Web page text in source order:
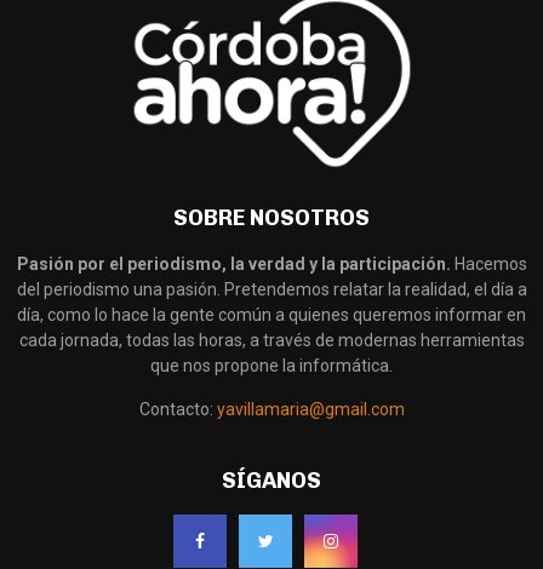
SOBRE NOSOTROS
Pasión por el periodismo, la verdad y la participación. Hacemos
del periodismo una pasión. Pretendemos relatar la realidad, el día a
día, como lo hace la gente común a quienes queremos informar en
cada jornada, todas las horas, a través de modernas herramientas
que nos propone la informática.
Contacto: yavillamaria@gmail.com
SÍGANOS